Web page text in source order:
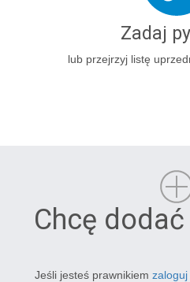
Zadaj
lub przejrzyj listę
Chcę
Jeśli jesteś prawnikiem zaloguj